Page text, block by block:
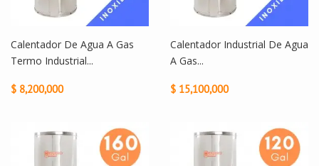
Calentador De Agua A Gas
Termo Industrial...
$ 8,200,000
Calentador Industrial De Agua
A Gas...
$ 15,100,000